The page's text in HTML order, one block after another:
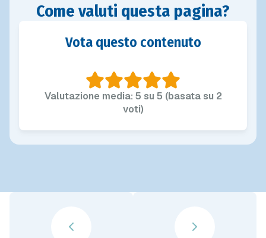
Come valuti questa pagina?
Vota questo contenuto
Valutazione media: 5 su 5 (basata su 2
voti)